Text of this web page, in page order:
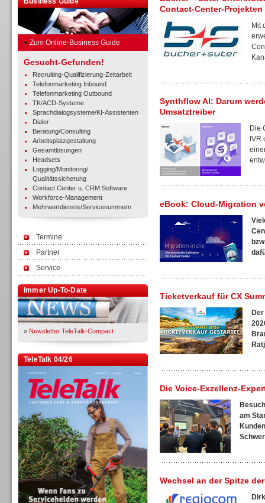
» Zum Online-Business Guide
Gesucht-Gefunden!
Recruiting-Qualifizierung-Zeitarbeit
Telefonmarketing Inbound
Telefonmarketing Outbound
TK/ACD-Systeme
Sprachdialogsysteme/KI-Assistenten
Dialer
Beratung/Consulting
Arbeitsplatzgestaltung
Gesamtlösungen
Headsets
Logging/Monitoring/
Qualitätssicherung
Contact Center u. CRM Software
Workforce-Management
Mehrwertdienste/Servicenummern
Termine
Partner
Service
Immer Up-To-Date
» Newsletter TeleTalk-Compact
TeleTalk 04/26
Contact-Center-Projekten
Mit
Synthflow AI: Darum
Umsatztreiber
Die
IVR
eBook: Cloud-Migration
Ticketverkauf für CX
Die Voice-Exzellenz-
am
Wechsel an der Spitze